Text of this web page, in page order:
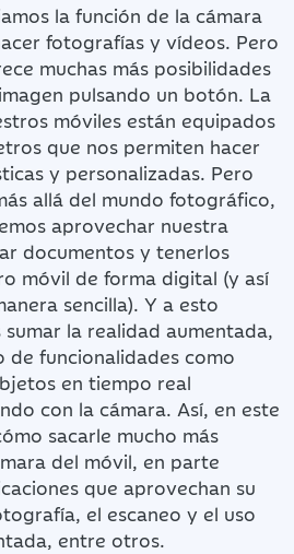
la función de la cámara
fotografías y vídeos. Pero
muchas más posibilidades
pulsando un botón. La
móviles están equipados
que nos permiten hacer
y personalizadas. Pero
allá del mundo fotográfico,
aprovechar nuestra
documentos y tenerlos
móvil de forma digital (y así
sencilla). Y a esto
la realidad aumentada,
funcionalidades como
en tiempo real
con la cámara. Así, en este
sacarle mucho más
del móvil, en parte
que aprovechan su
el escaneo y el uso
entre otros.